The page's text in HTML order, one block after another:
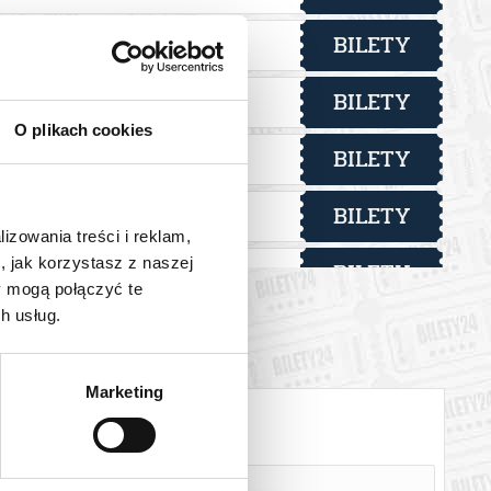
O plikach cookies
treści i reklam,
jak korzystasz z naszej
połączyć te
usług.
Marketing
W przypadku spóźnienia czas wizyty nie ulega
pełnoletniej. W przypadku zakupu biletów grupowych
biletu można korzystać z sali wystawienniczej oraz z
zwrot środków potwierdzony komunikatem
od 2,00 pln BILETY
od 2,00 pln BILETY
od 2,00 pln BILETY
BILETY
od 2,00 pln BILETY
od 2,00 pln BILETY
od 2,00 pln